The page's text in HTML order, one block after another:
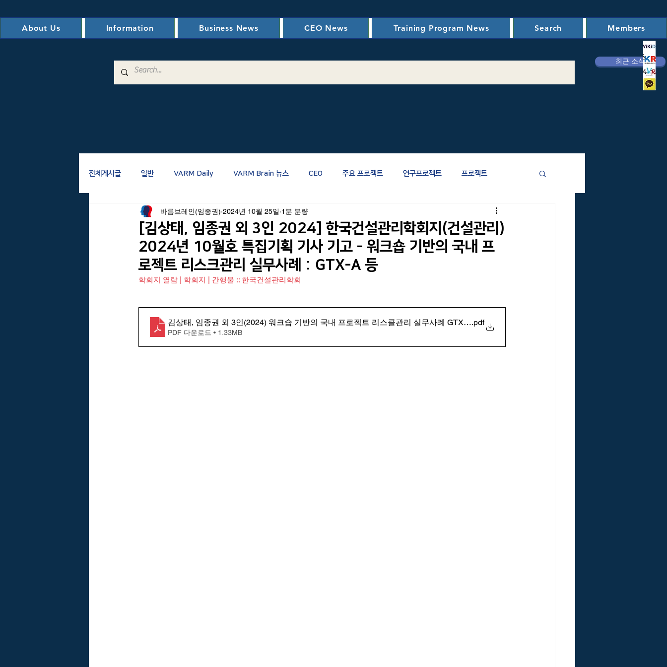
About Us Information Business News CEO News Training Program News Search Members
최근 소식
전체게시글 일반 VARM Daily VARM Brain 뉴스 CEO 주요 프로젝트 연구프로젝트 프로젝트
전자도서관 VM/VE AM관련 RM관련 PM/CM/스마트건설
VARM Brain의 아이디어 바름친구회사(기관) 소식 K-Risk 한국리스크전문가협의회 KVEI 한국VE연구원 리스크인증위원회
[김상태, 임종권 외 3인 2024] 한국건설관리학회지(건설관리)
2024년 10월호 특집기획 기사 기고 - 워크숍 기반의 국내 프
로젝트 리스크관리 실무사례 : GTX-A 등
바름브레인(임종권) 2024년 10월 25일 1분 분량
학회지 열람 | 학회지 | 간행물 :: 한국건설관리학회
김상태, 임종권 외 3인(2024) 워크숍 기반의 국내 프로젝트 리스클관리 실무사례 GTX-A 등
.pdf
PDF 다운로드 • 1.33MB